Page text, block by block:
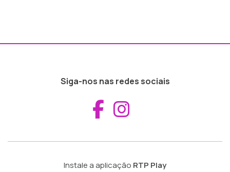
Siga-nos nas redes sociais
Aceder ao
Instale a aplicação RTP Play